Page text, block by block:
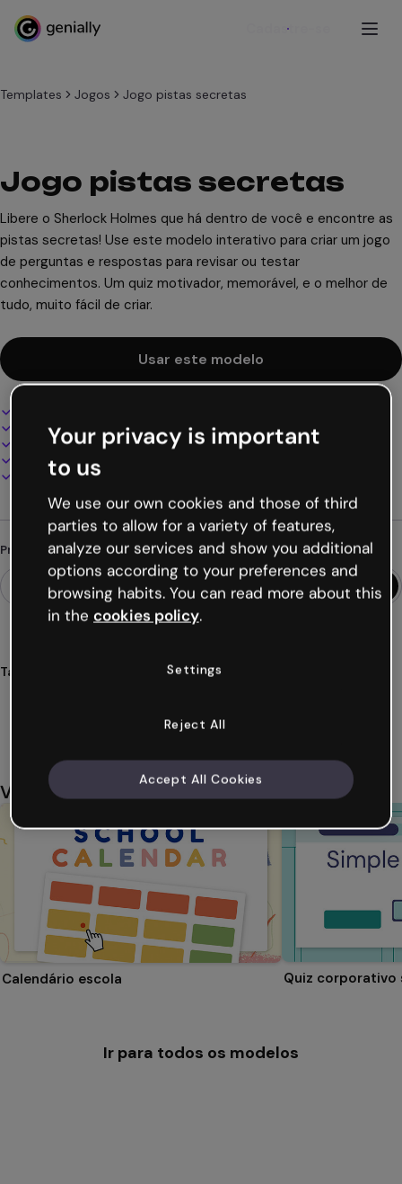
Cadastre-se
Templates Jogos Jogo pistas secretas
Jogo pistas secretas
Libere o Sherlock Holmes que há dentro de você e encontre as
pistas secretas! Use este modelo interativo para criar um jogo
de perguntas e respostas para revisar ou testar
conhecimentos. Um quiz motivador, memorável, e o melhor de
tudo, muito fácil de criar.
Usar este modelo
100% personalizável
Adicione áudio, vídeo e multimídia
Apresente, compartilhe ou publique online
Baixe em PDF, MP4 e outros formatos
Procurando algo diferente?
Tags
Você também pode gostar
Calendário escola Quiz corporativo
Ir para todos os modelos
Your privacy is important
to us
We use our own cookies and those of third
parties to allow for a variety of features,
analyze our services and show you additional
options according to your preferences and
browsing habits. You can read more about this
in the cookies policy.
Settings
Reject All
Accept All Cookies